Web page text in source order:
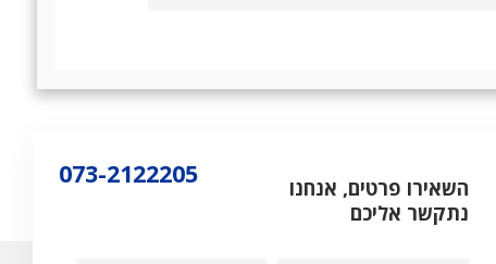
073-2122205
השאירו פרטים, אנחנו
נתקשר אליכם